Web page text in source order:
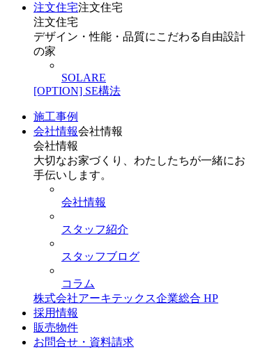
注文住宅注文住宅
注文住宅
デザイン・性能・品質にこだわる自由設計
の家
SOLARE
[OPTION] SE構法
施工事例
会社情報会社情報
会社情報
大切なお家づくり、わたしたちが一緒にお
手伝いします。
会社情報
スタッフ紹介
スタッフブログ
コラム
株式会社アーキテックス企業総合 HP
採用情報
販売物件
お問合せ・資料請求